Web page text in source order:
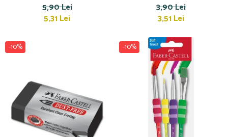
5,90 Lei
5,31 Lei
3,90 Lei
3,51 Lei
-10% -10%